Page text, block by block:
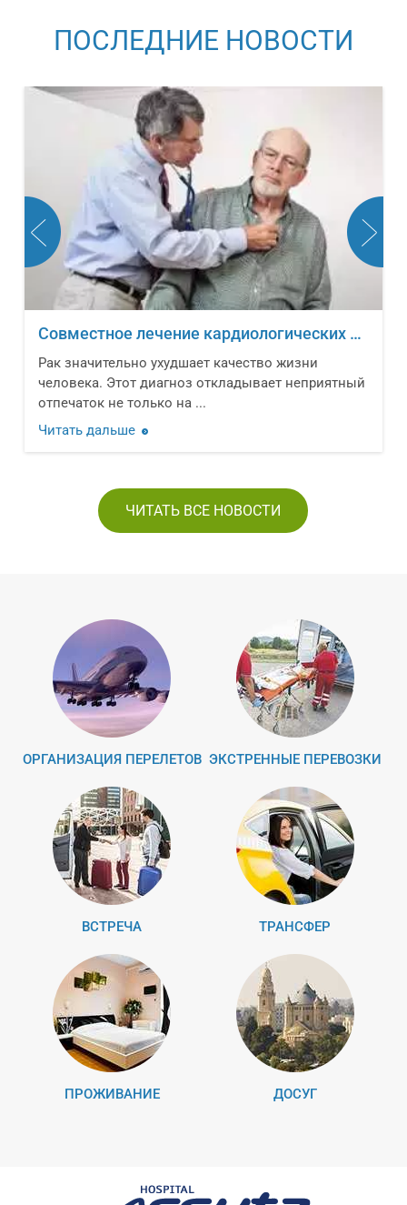
ПОСЛЕДНИЕ НОВОСТИ
Факторы, вызывающие риск возникновения рака
Сложно представить современную жизнь без
автомобильного транспорта. Количество
транспортных средств в мире ...
Читать дальше
ЧИТАТЬ ВСЕ НОВОСТИ
ОРГАНИЗАЦИЯ ПЕРЕЛЕТОВ ЭКСТРЕННЫЕ ПЕРЕВОЗКИ
ВСТРЕЧА ТРАНСФЕР
ПРОЖИВАНИЕ ДОСУГ